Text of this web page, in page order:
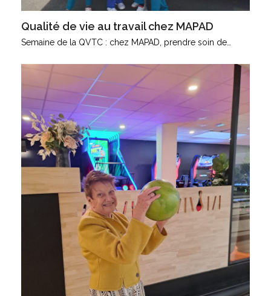
Qualité de vie au travail chez MAPAD
Semaine de la QVTC : chez MAPAD, prendre soin de…